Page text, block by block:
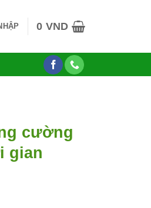
0 VND
cường
gian